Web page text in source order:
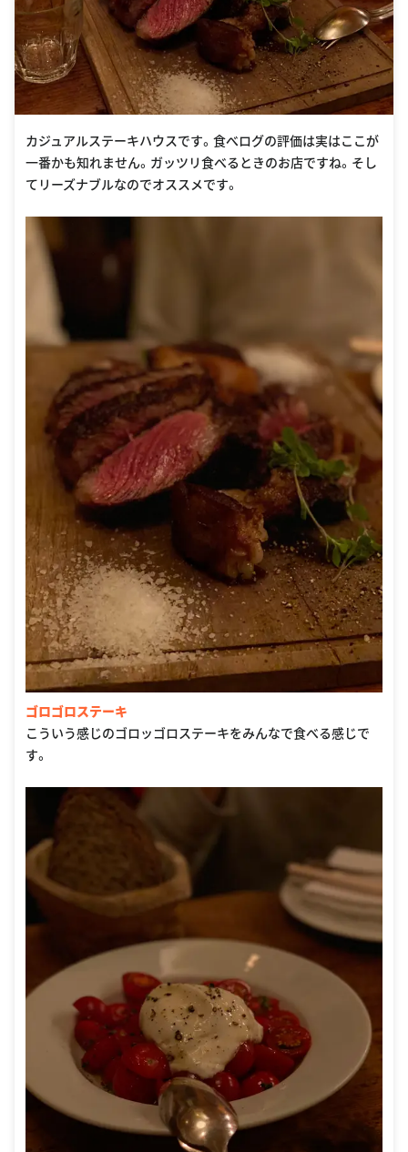
カジュアルステーキハウスです。食べログの評価は実はここが
一番かも知れません。ガッツリ食べるときのお店ですね。そし
てリーズナブルなのでオススメです。
ゴロゴロステーキ
こういう感じのゴロッゴロステーキをみんなで食べる感じで
す。